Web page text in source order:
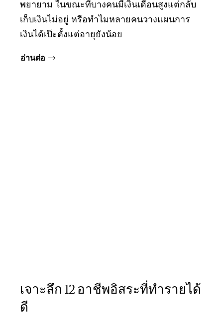
พยายาม ในขณะที่บางคนมีเงินเดือนสูงแต่กลับ
เก็บเงินไม่อยู่ หรือทำไมหลายคนวางแผนการ
เงินได้เป๊ะตั้งแต่อายุยังน้อย
อ่านต่อ
เจาะลึก 12 อาชีพอิสระที่ทำรายได้
ดี